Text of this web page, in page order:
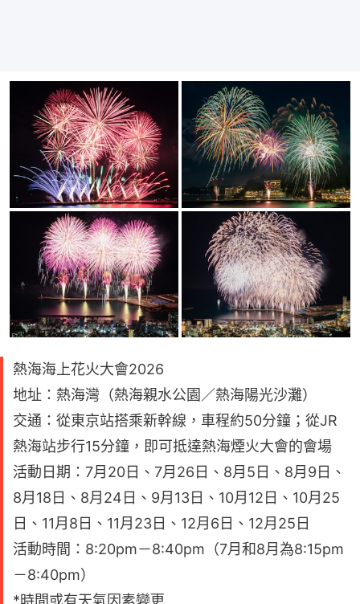
熱海海上花火大會2026
地址：熱海灣（熱海親水公園／熱海陽光沙灘）
交通：從東京站搭乘新幹線，車程約50分鐘；從JR
熱海站步行15分鐘，即可抵達熱海煙火大會的會場
活動日期：7月20日、7月26日、8月5日、8月9日、
8月18日、8月24日、9月13日、10月12日、10月25
日、11月8日、11月23日、12月6日、12月25日
活動時間：8:20pm－8:40pm（7月和8月為8:15pm
－8:40pm）
*時間或有天氣因素變更